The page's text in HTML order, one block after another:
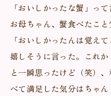
「おいしかったな蟹」っ
お母ちゃん、蟹食べたこと
「おいしかったんは覚え
嬉しそうに言った。これ
と一瞬思ったけど（笑）
べて満足した気分はちゃ